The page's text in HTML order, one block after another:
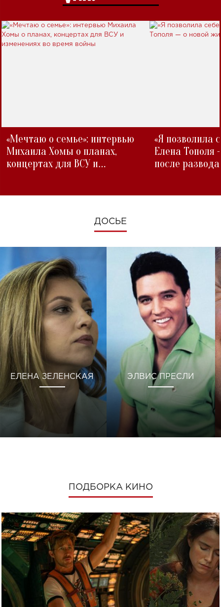
«Мечтаю о семье»: интервью
Михаила Хомы о планах,
концертах для ВСУ и
«Я позволила
Елена Тополя
после развода
ДОСЬЕ
ЕЛЕНА ЗЕЛЕНСКАЯ ЭЛВИС ПРЕСЛИ
ПОДБОРКА КИНО